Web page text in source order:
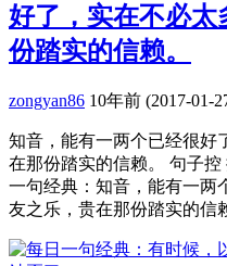
好了，实在不必太
份踏实的信赖。
zongyan86 10年前 (2017-01-
知音，能有一两个已经很好
在那份踏实的信赖。 句子控
一句经典：知音，能有一两
友之乐，贵在那份踏实的信